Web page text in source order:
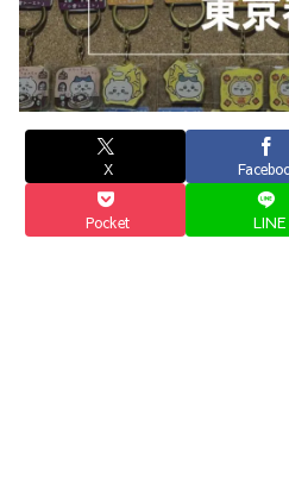
X
Pocket LINE